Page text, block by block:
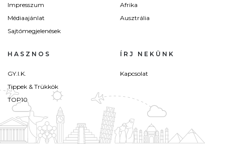
Impresszum
Médiaajánlat
Sajtómegjelenések
Afrika
Ausztrália
HASZNOS
GY.I.K.
Tippek & Trükkök
TOP10
ÍRJ NEKÜNK
Kapcsolat